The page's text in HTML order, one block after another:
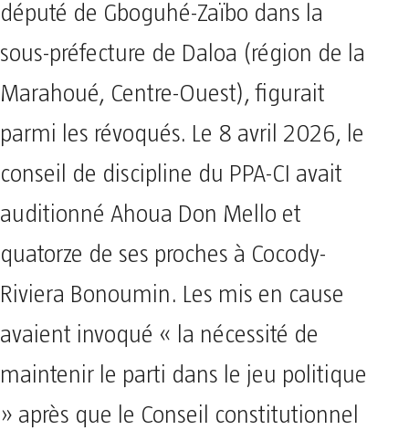
député de Gboguhé-Zaïbo dans la
sous-préfecture de Daloa (région de la
Marahoué, Centre-Ouest), figurait
parmi les révoqués. Le 8 avril 2026, le
conseil de discipline du PPA-CI avait
auditionné Ahoua Don Mello et
quatorze de ses proches à Cocody-
Riviera Bonoumin. Les mis en cause
avaient invoqué « la nécessité de
maintenir le parti dans le jeu politique
» après que le Conseil constitutionnel